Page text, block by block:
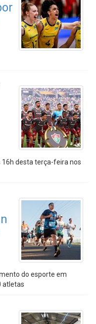
desta terça-feira nos
do esporte em
atletas